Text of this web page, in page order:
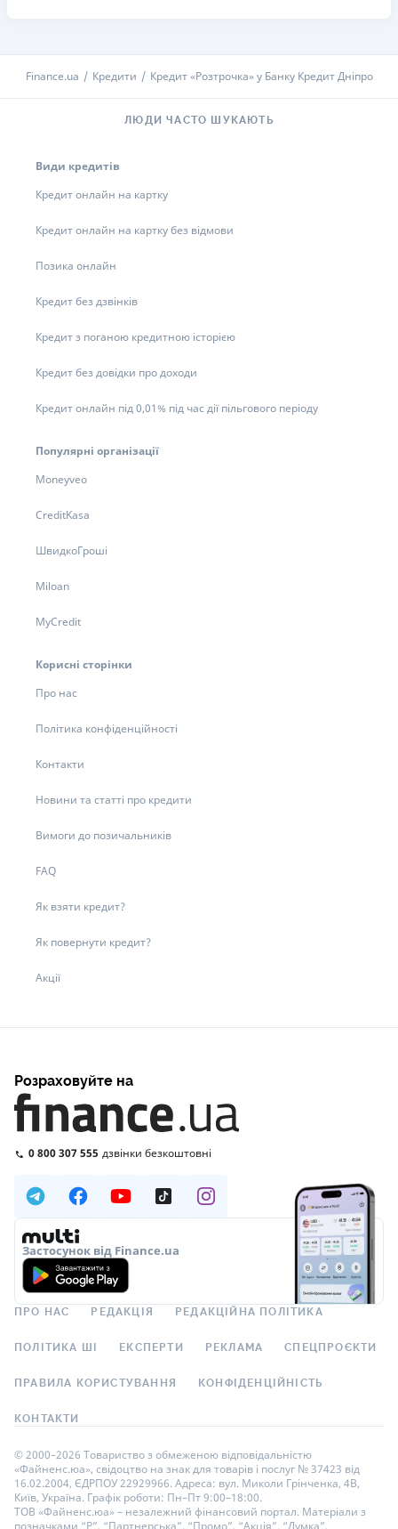
Finance.ua Кредити Кредит «Розтрочка» у Банку Кредит Дніпро
ЛЮДИ ЧАСТО ШУКАЮТЬ
Види кредитів
Кредит онлайн на картку
Кредит онлайн на картку без відмови
Позика онлайн
Кредит без дзвінків
Кредит з поганою кредитною історією
Кредит без довідки про доходи
Кредит онлайн під 0,01% під час дії пільгового періоду
Популярні організації
Moneyveo
CreditKasa
ШвидкоГроші
Miloan
MyCredit
Корисні сторінки
Про нас
Політика конфіденційності
Контакти
Новини та статті про кредити
Вимоги до позичальників
FAQ
Як взяти кредит?
Як повернути кредит?
Акції
Розраховуйте на
0 800 307 555 дзвінки безкоштовні
Застосунок від Finance.ua
ПРО НАС РЕДАКЦІЯ РЕДАКЦІЙНА ПОЛІТИКА
ПОЛІТИКА ШІ ЕКСПЕРТИ РЕКЛАМА СПЕЦПРОЄКТИ
ПРАВИЛА КОРИСТУВАННЯ КОНФІДЕНЦІЙНІСТЬ
КОНТАКТИ
© 2000–2026 Товариство з обмеженою відповідальністю
«Файненс.юа», свідоцтво на знак для товарів і послуг № 37423 від
16.02.2004, ЄДРПОУ 22929966. Адреса: вул. Миколи Грінченка, 4В,
Київ, Україна. Графік роботи: Пн–Пт 9:00–18:00.
ТОВ «Файненс.юа» – незалежний фінансовий портал. Матеріали з
позначками “Р”, “Партнерська”, “Промо”, “Акція”, “Думка”,